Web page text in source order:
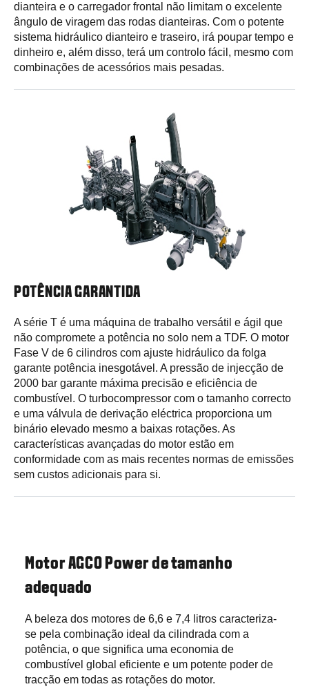
dianteira e o carregador frontal não limitam o excelente
ângulo de viragem das rodas dianteiras. Com o potente
sistema hidráulico dianteiro e traseiro, irá poupar tempo e
dinheiro e, além disso, terá um controlo fácil, mesmo com
combinações de acessórios mais pesadas.
POTÊNCIA GARANTIDA
A série T é uma máquina de trabalho versátil e ágil que
não compromete a potência no solo nem a TDF. O motor
Fase V de 6 cilindros com ajuste hidráulico da folga
garante potência inesgotável. A pressão de injecção de
2000 bar garante máxima precisão e eficiência de
combustível. O turbocompressor com o tamanho correcto
e uma válvula de derivação eléctrica proporciona um
binário elevado mesmo a baixas rotações. As
características avançadas do motor estão em
conformidade com as mais recentes normas de emissões
sem custos adicionais para si.
Motor AGCO Power de tamanho
adequado
A beleza dos motores de 6,6 e 7,4 litros caracteriza-
se pela combinação ideal da cilindrada com a
potência, o que significa uma economia de
combustível global eficiente e um potente poder de
tracção em todas as rotações do motor.